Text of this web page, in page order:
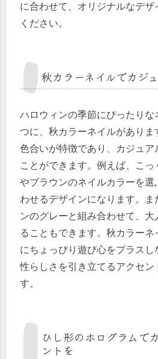
に合わせて、オリジナルなデザ
ください。
秋カラーネイルでカジ
ハロウィンの季節にぴったりな
つに、秋カラーネイルがありま
色合いが特徴であり、カジュア
ことができます。例えば、こ
やブラウンのネイルカラーを選
わせるデザインになります。ま
ンのグレーと組み合わせて、
ることもできます。秋カラー
にちょっぴり遊び心をプラス
性らしさを引き立てるアクセン
す。
ひし形のホログラムで
ントを